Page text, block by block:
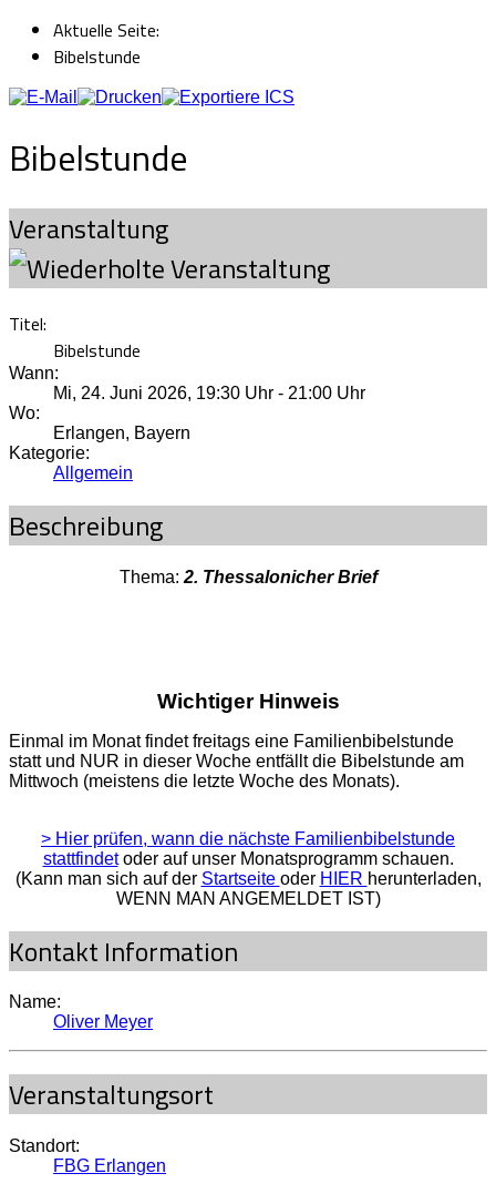
Aktuelle Seite:
Bibelstunde
Bibelstunde
Veranstaltung
Titel:
Bibelstunde
Wann:
Mi, 24. Juni 2026, 19:30 Uhr - 21:00 Uhr
Wo:
Erlangen, Bayern
Kategorie:
Allgemein
Beschreibung
Thema: 2. Thessalonicher Brief
Wichtiger Hinweis
Einmal im Monat findet freitags eine Familienbibelstunde
statt und NUR in dieser Woche entfällt die Bibelstunde am
Mittwoch (meistens die letzte Woche des Monats).
> Hier prüfen, wann die nächste Familienbibelstunde
stattfindetoder auf unser Monatsprogramm schauen.
(Kann man sich auf der Startseite oder HIER herunterladen,
WENN MAN ANGEMELDET IST)
Kontakt Information
Name:
Oliver Meyer
Veranstaltungsort
Standort:
FBG Erlangen